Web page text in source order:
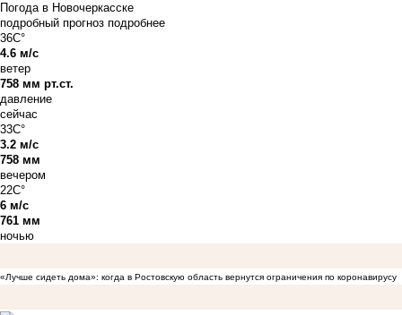
Погода в Новочеркасске
подробный прогноз подробнее
36C°
4.6 м/с
ветер
758 мм рт.ст.
давление
сейчас
33C°
3.2 м/с
758 мм
вечером
22C°
6 м/с
761 мм
ночью
«Лучше сидеть дома»: когда в Ростовскую область вернутся ограничения по коронавирусу